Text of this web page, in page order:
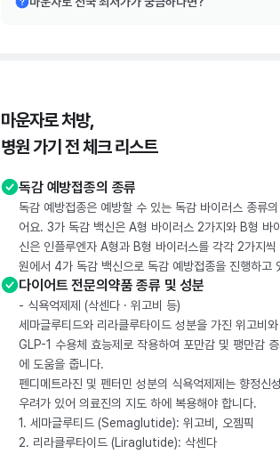
마운자로 처방,
병원 가기 전 체크 리스트
독감 예방접종의 종류
독감 예방접종은 예방할 수 있는 독감 바이러스 종류
어요. 3가 독감 백신은 A형 바이러스 2가지와 B형 바
신은 인플루엔자 A형과 B형 바이러스를 각각 2가지
원에서 4가 독감 백신으로 독감 예방접종을 진행하고
다이어트 전문의약품 종류 및 성분
- 식욕억제제 (삭센다 · 위고비 등)
세마글루티드와 리라클루타이드 성분을 가진 위고비
GLP-1 수용체 효능제로 작용하여 포만감 및 팽만감
에 도움을 줍니다.
펜디메트라진 및 펜터민 성분의 식욕억제제는 향정신
우려가 있어 의료진의 지도 하에 복용해야 합니다.
1. 세마글루티드 (Semaglutide): 위고비, 오젬픽
2. 리라클루타이드 (Liraglutide): 삭센다